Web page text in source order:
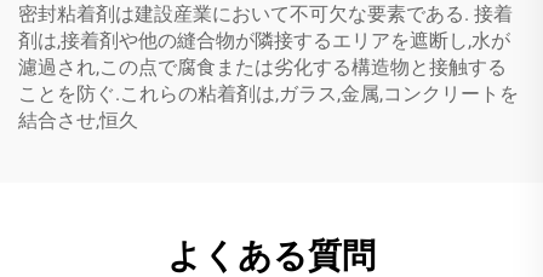
密封粘着剤は建設産業において不可欠な要素である. 接着
剤は,接着剤や他の縫合物が隣接するエリアを遮断し,水が
濾過され,この点で腐食または劣化する構造物と接触する
ことを防ぐ.これらの粘着剤は,ガラス,金属,コンクリートを
結合させ,恒久
よくある質問